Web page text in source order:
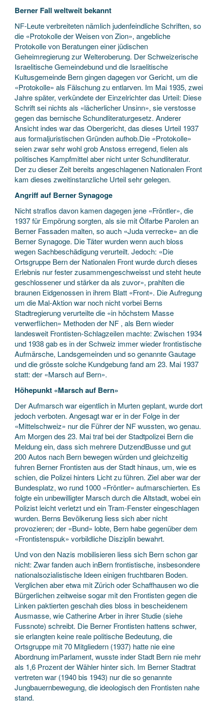
Berner Fall weltweit bekannt
NF-Leute verbreiteten nämlich judenfeindliche Schriften, so
die «Protokolle der Weisen von Zion», angebliche
Protokolle von Beratungen einer jüdischen
Geheimregierung zur Welteroberung. Der Schweizerische
Israelitische Gemeindebund und die Israelitische
Kultusgemeinde Bern gingen dagegen vor Gericht, um die
«Protokolle» als Fälschung zu entlarven. Im Mai 1935, zwei
Jahre später, verkündete der Einzelrichter das Urteil: Diese
Schrift sei nichts als «lächerlicher Unsinn», sie verstosse
gegen das bernische Schundliteraturgesetz. Anderer
Ansicht indes war das Obergericht, das dieses Urteil 1937
aus formaljuristischen Gründen aufhob.Die «Protokolle»
seien zwar sehr wohl grob Anstoss erregend, fielen als
politisches Kampfmittel aber nicht unter Schundliteratur.
Der zu dieser Zeit bereits angeschlagenen Nationalen Front
kam dieses zweitinstanzliche Urteil sehr gelegen.
Angriff auf Berner Synagoge
Nicht straflos davon kamen dagegen jene «Fröntler», die
1937 für Empörung sorgten, als sie mit Ölfarbe Parolen an
Berner Fassaden malten, so auch «Juda verrecke» an die
Berner Synagoge. Die Täter wurden wenn auch bloss
wegen Sachbeschädigung verurteilt. Jedoch: «Die
Ortsgruppe Bern der Nationalen Front wurde durch dieses
Erlebnis nur fester zusammengeschweisst und steht heute
geschlossener und stärker da als zuvor», prahlten die
braunen Eidgenossen in ihrem Blatt «Front». Die Aufregung
um die Mal-Aktion war noch nicht vorbei Berns
Stadtregierung verurteilte die «in höchstem Masse
verwerflichen» Methoden der NF , als Bern wieder
landesweit Frontisten-Schlagzeilen machte: Zwischen 1934
und 1938 gab es in der Schweiz immer wieder frontistische
Aufmärsche, Landsgemeinden und so genannte Gautage
und die grösste solche Kundgebung fand am 23. Mai 1937
statt: der «Marsch auf Bern».
Höhepunkt «Marsch auf Bern»
Der Aufmarsch war eigentlich in Murten geplant, wurde dort
jedoch verboten. Angesagt war er in der Folge in der
«Mittelschweiz» nur die Führer der NF wussten, wo genau.
Am Morgen des 23. Mai traf bei der Stadtpolizei Bern die
Meldung ein, dass sich mehrere DutzendBusse und gut
200 Autos nach Bern bewegen würden und gleichzeitig
fuhren Berner Frontisten aus der Stadt hinaus, um, wie es
schien, die Polizei hinters Licht zu führen. Ziel aber war der
Bundesplatz, wo rund 1000 «Fröntler» aufmarschierten. Es
folgte ein unbewilligter Marsch durch die Altstadt, wobei ein
Polizist leicht verletzt und ein Tram-Fenster eingeschlagen
wurden. Berns Bevölkerung liess sich aber nicht
provozieren; der «Bund» lobte, Bern habe gegenüber dem
«Frontistenspuk» vorbildliche Disziplin bewahrt.
Und von den Nazis mobilisieren liess sich Bern schon gar
nicht: Zwar fanden auch inBern frontistische, insbesondere
nationalsozialistische Ideen einigen fruchtbaren Boden.
Verglichen aber etwa mit Zürich oder Schaffhausen wo die
Bürgerlichen zeitweise sogar mit den Frontisten gegen die
Linken paktierten geschah dies bloss in bescheidenem
Ausmasse, wie Catherine Arber in ihrer Studie (siehe
Fussnote) schreibt. Die Berner Frontisten hattens schwer,
sie erlangten keine reale politische Bedeutung, die
Ortsgruppe mit 70 Mitgliedern (1937) hatte nie eine
Abordnung imParlament, wusste inder Stadt Bern nie mehr
als 1,6 Prozent der Wähler hinter sich. Im Berner Stadtrat
vertreten war (1940 bis 1943) nur die so genannte
Jungbauernbewegung, die ideologisch den Frontisten nahe
stand.